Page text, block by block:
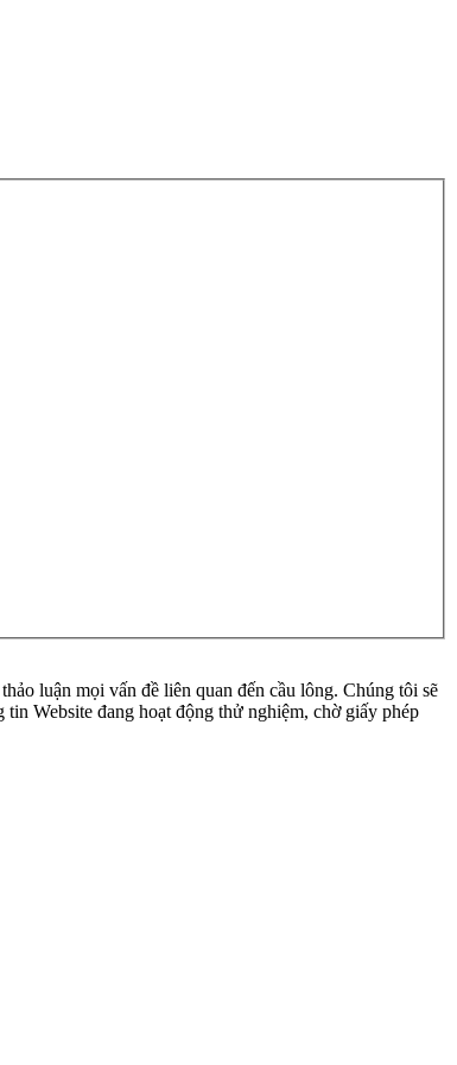
luận mọi vấn đề liên quan đến cầu lông. Chúng tôi sẽ
Website đang hoạt động thử nghiệm, chờ giấy phép